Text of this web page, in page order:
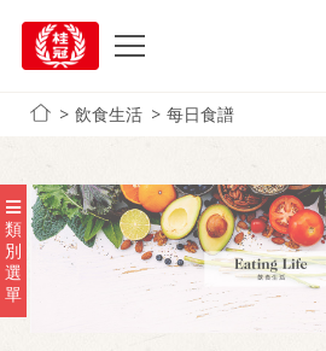
飲食生活 每日食譜
類
別
選
單